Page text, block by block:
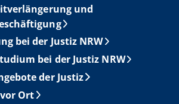
und
bei der Justiz NRW
bei der Justiz NRW
der Justiz
Ort